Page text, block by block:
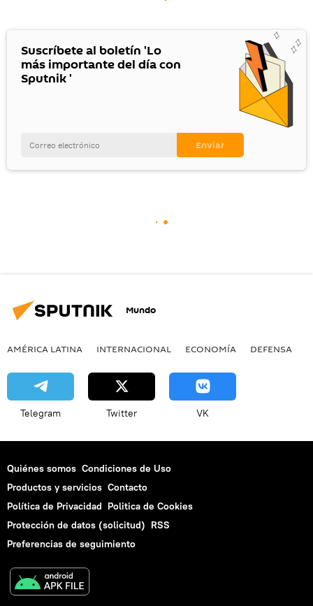
Suscríbete al boletín 'Lo
más importante del día con
Sputnik '
Mundo
AMÉRICA LATINA INTERNACIONAL ECONOMÍA DEFENSA
Telegram Twitter VK
Quiénes somos Condiciones de Uso
Productos y servicios Contacto
Política de Privacidad Politica de Cookies
Protección de datos (solicitud) RSS
Preferencias de seguimiento